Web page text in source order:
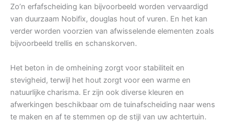
Zo’n erfafscheiding kan bijvoorbeeld worden vervaardigd
van duurzaam Nobifix, douglas hout of vuren. En het kan
verder worden voorzien van afwisselende elementen zoals
bijvoorbeeld trellis en schanskorven.
Het beton in de omheining zorgt voor stabiliteit en
stevigheid, terwijl het hout zorgt voor een warme en
natuurlijke charisma. Er zijn ook diverse kleuren en
afwerkingen beschikbaar om de tuinafscheiding naar wens
te maken en af te stemmen op de stijl van uw achtertuin.